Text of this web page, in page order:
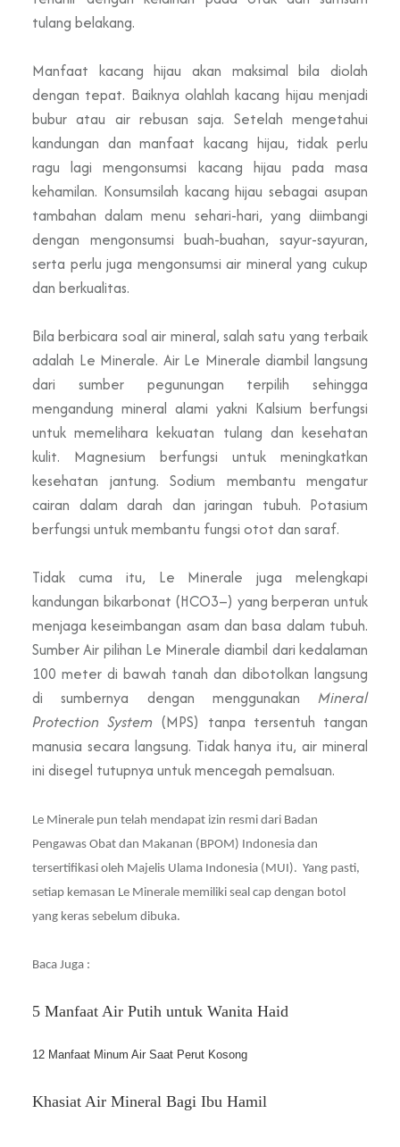
tulang belakang.
Manfaat kacang hijau akan maksimal bila diolah
dengan tepat. Baiknya olahlah kacang hijau menjadi
bubur atau air rebusan saja. Setelah mengetahui
kandungan dan manfaat kacang hijau, tidak perlu
ragu lagi mengonsumsi kacang hijau pada masa
kehamilan. Konsumsilah kacang hijau sebagai asupan
tambahan dalam menu sehari-hari, yang diimbangi
dengan mengonsumsi buah-buahan, sayur-sayuran,
serta perlu juga mengonsumsi air mineral yang cukup
dan berkualitas.
Bila berbicara soal air mineral, salah satu yang terbaik
adalah Le Minerale. Air Le Minerale diambil langsung
dari sumber pegunungan terpilih sehingga
mengandung mineral alami yakni Kalsium berfungsi
untuk memelihara kekuatan tulang dan kesehatan
kulit. Magnesium berfungsi untuk meningkatkan
kesehatan jantung. Sodium membantu mengatur
cairan dalam darah dan jaringan tubuh. Potasium
berfungsi untuk membantu fungsi otot dan saraf.
Tidak cuma itu, Le Minerale juga melengkapi
kandungan bikarbonat (HCO3–) yang berperan untuk
menjaga keseimbangan asam dan basa dalam tubuh.
Sumber Air pilihan Le Minerale diambil dari kedalaman
100 meter di bawah tanah dan dibotolkan langsung
di sumbernya dengan menggunakan Mineral
Protection System (MPS) tanpa tersentuh tangan
manusia secara langsung. Tidak hanya itu, air mineral
ini disegel tutupnya untuk mencegah pemalsuan.
Le Minerale pun telah mendapat izin resmi dari Badan
Pengawas Obat dan Makanan (BPOM) Indonesia dan
tersertifikasi oleh Majelis Ulama Indonesia (MUI). Yang pasti,
setiap kemasan Le Minerale memiliki seal cap dengan botol
yang keras sebelum dibuka.
Baca Juga :
5 Manfaat Air Putih untuk Wanita Haid
12 Manfaat Minum Air Saat Perut Kosong
Khasiat Air Mineral Bagi Ibu Hamil